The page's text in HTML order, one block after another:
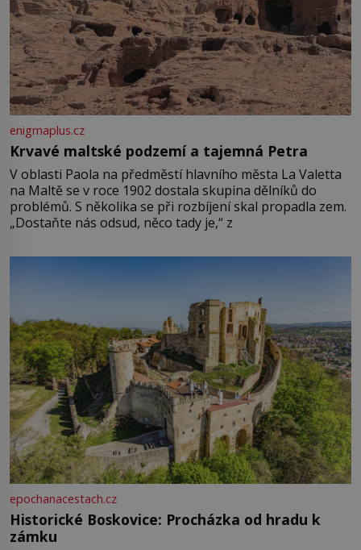
enigmaplus.cz
Krvavé maltské podzemí a tajemná Petra
V oblasti Paola na předměstí hlavního města La Valetta
na Maltě se v roce 1902 dostala skupina dělníků do
problémů. S několika se při rozbíjení skal propadla zem.
„Dostaňte nás odsud, něco tady je,“ z
epochanacestach.cz
Historické Boskovice: Procházka od hradu k
zámku